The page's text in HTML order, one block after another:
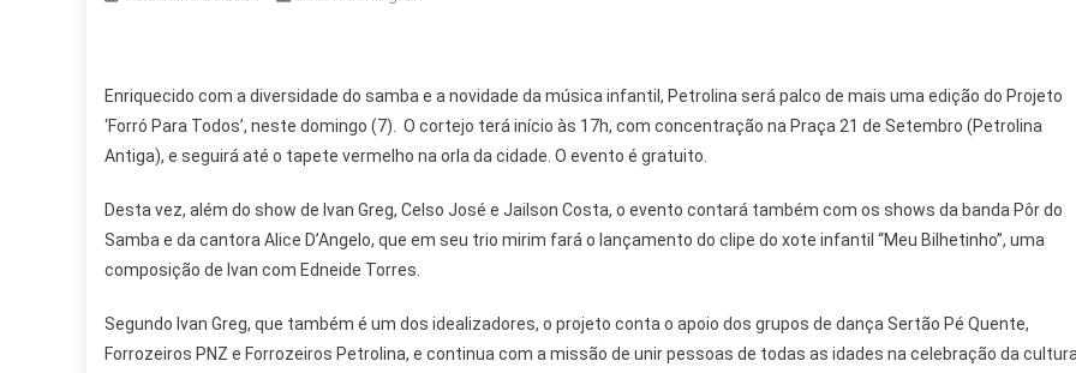
Enriquecido com a diversidade do samba e a novidade da música infantil, Petrolina será palco de mais uma edição do Projeto
‘Forró Para Todos’, neste domingo (7). O cortejo terá início às 17h, com concentração na Praça 21 de Setembro (Petrolina
Antiga), e seguirá até o tapete vermelho na orla da cidade. O evento é gratuito.
Desta vez, além do show de Ivan Greg, Celso José e Jailson Costa, o evento contará também com os shows da banda Pôr do
Samba e da cantora Alice D’Angelo, que em seu trio mirim fará o lançamento do clipe do xote infantil “Meu Bilhetinho”, uma
composição de Ivan com Edneide Torres.
Segundo Ivan Greg, que também é um dos idealizadores, o projeto conta o apoio dos grupos de dança Sertão Pé Quente,
Forrozeiros PNZ e Forrozeiros Petrolina, e continua com a missão de unir pessoas de todas as idades na celebração da